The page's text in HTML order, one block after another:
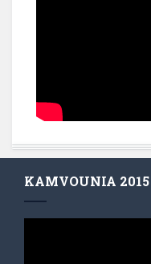
KAMVOUNIA 2015